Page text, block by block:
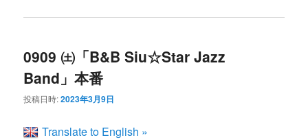
0909 ㈯「B&B Siu☆Star Jazz
Band」本番
投稿日時:2023年3月9日
Translate to English »